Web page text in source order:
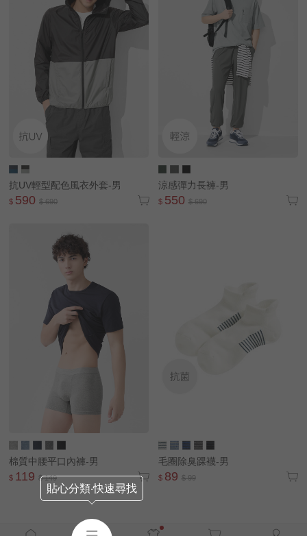
抗UV輕型配色風衣外套-男
$ 590 $ 690
涼感彈力長褲-男
$ 550 $ 690
棉質中腰平口內褲-男
$ 119 $ 149
毛圈除臭踝襪-男
$ 89 $ 99
貼心分類‧快速尋找